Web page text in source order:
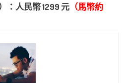
：人民幣 1299 元（馬幣約